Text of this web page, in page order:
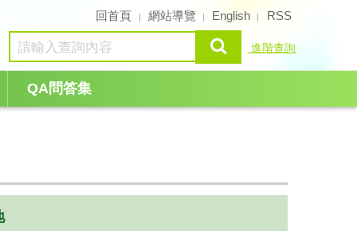
回首頁 網站導覽 English RSS
查詢 進階查詢
QA問答集